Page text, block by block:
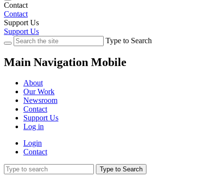
Contact
Contact
Support Us
Support Us
Type to Search
Main Navigation Mobile
About
Our Work
Newsroom
Contact
Support Us
Log in
Login
Contact
Type to Search